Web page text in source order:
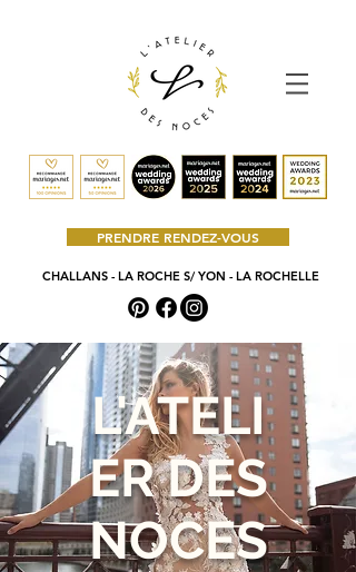
PRENDRE RENDEZ-VOUS
CHALLANS - LA ROCHE S/ YON - LA ROCHELLE
L'ATELI
ER DES
NOCES